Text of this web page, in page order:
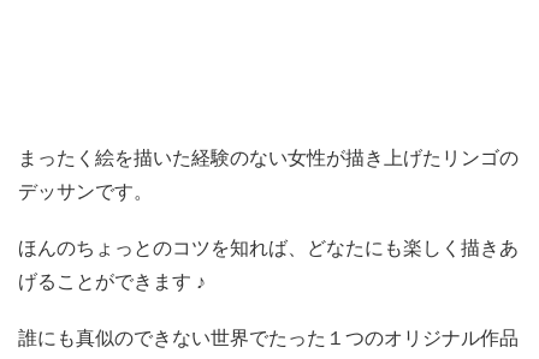
まったく絵を描いた経験のない女性が描き上げたリンゴの
デッサンです。
ほんのちょっとのコツを知れば、どなたにも楽しく描きあ
げることができます ♪
誰にも真似のできない世界でたった１つのオリジナル作品